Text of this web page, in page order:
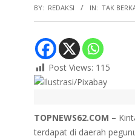
BY: REDAKSI IN: TAK
Post Views: 115
TOPNEWS62.COM –
terdapat di daerah